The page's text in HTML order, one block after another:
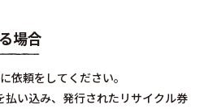
場合
依頼をしてください。
い込み、発行されたリサイクル券